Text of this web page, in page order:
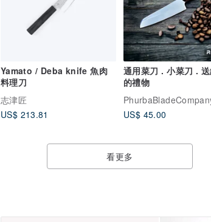
Yamato / Deba knife 魚肉
料理刀
志津匠
US$ 213.81
通用菜刀 . 小菜刀 .
的禮物
US$ 45.00
看更多